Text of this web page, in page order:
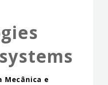
Mecânica e